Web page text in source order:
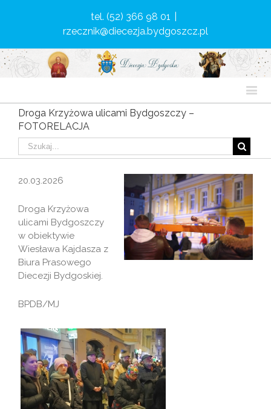
tel. (52) 366 98 01
rzecznik@diecezja.bydgoszcz.pl
Droga Krzyżowa ulicami Bydgoszczy –
FOTORELACJA
20.03.2026
Droga Krzyżowa
ulicami Bydgoszczy
w obiektywie
Wiesława Kajdasza z
Biura Prasowego
Diecezji Bydgoskiej.
BPDB/MJ